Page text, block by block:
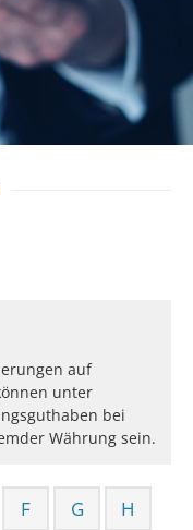
F G H
auf
unter
bei
Währung sein.